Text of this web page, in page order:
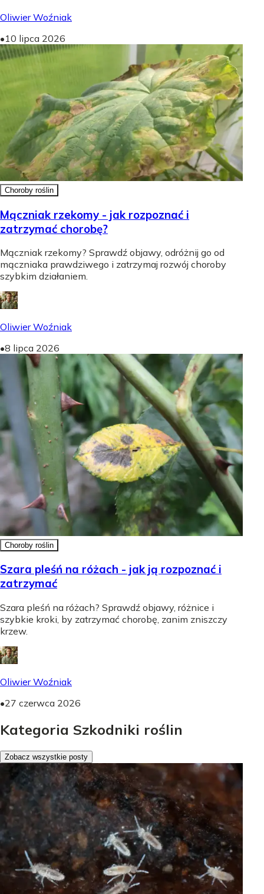
Oliwier Woźniak
•10 lipca 2026
Choroby roślin
Mączniak rzekomy - jak rozpoznać i
zatrzymać chorobę?
Mączniak rzekomy? Sprawdź objawy, odróżnij go od
mączniaka prawdziwego i zatrzymaj rozwój choroby
szybkim działaniem.
Oliwier Woźniak
•8 lipca 2026
Choroby roślin
Szara pleśń na różach - jak ją rozpoznać i
zatrzymać
Szara pleśń na różach? Sprawdź objawy, różnice i
szybkie kroki, by zatrzymać chorobę, zanim zniszczy
krzew.
Oliwier Woźniak
•27 czerwca 2026
Kategoria Szkodniki roślin
Zobacz wszystkie posty